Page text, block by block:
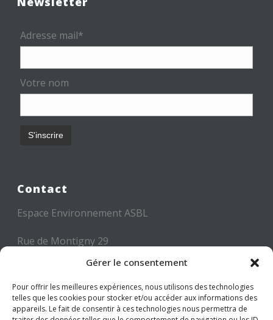
Gérer le consentement
Pour offrir les meilleures expériences, nous utilisons des technologies
telles que les cookies pour stocker et/ou accéder aux informations des
appareils. Le fait de consentir à ces technologies nous permettra de
Adresse mail*
Votre nom
Contact
Espace Environnement ASBL
Rue de Montigny 29
6000 CHARLEROI
Tél: +32 71 300 300
Mail: info@espace-environnement.be